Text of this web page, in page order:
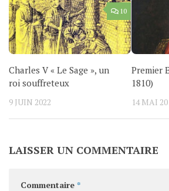
10
Charles V « Le Sage », un
roi souffreteux
9 JUIN 2022
Premier
1810)
14 MAI
LAISSER UN COMMENTAIRE
Commentaire *